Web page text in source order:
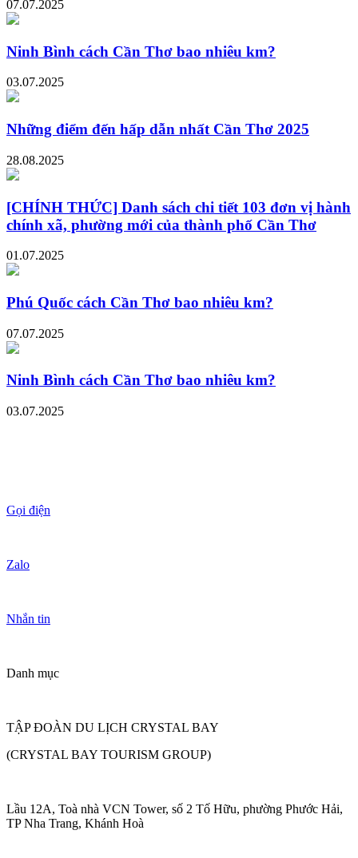
07.07.2025
Ninh Bình cách Cần Thơ bao nhiêu km?
03.07.2025
Những điểm đến hấp dẫn nhất Cần Thơ 2025
28.08.2025
[CHÍNH THỨC] Danh sách chi tiết 103 đơn vị hành
chính xã, phường mới của thành phố Cần Thơ
01.07.2025
Phú Quốc cách Cần Thơ bao nhiêu km?
07.07.2025
Ninh Bình cách Cần Thơ bao nhiêu km?
03.07.2025
Gọi điện
Zalo
Nhắn tin
Danh mục
TẬP ĐOÀN DU LỊCH CRYSTAL BAY
(CRYSTAL BAY TOURISM GROUP)
Lầu 12A, Toà nhà VCN Tower, số 2 Tố Hữu, phường Phước Hải,
TP Nha Trang, Khánh Hoà